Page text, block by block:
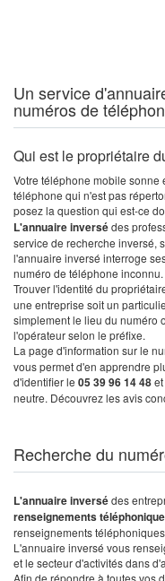
Un service
numéros de
Qui est le propriétaire
Votre téléphone mobile sonne
téléphone qui n'est pas
posez la question qui est-ce
L'annuaire inversédes
service de recherche inversé,
l'annuaire inversé interroge
numéro de téléphone inconnu.
Trouver l'identité du
une entreprise soit un
simplement le lieu du numéro
l'opérateur selon le préfixe.
La page d'information sur le
vous permet d'en apprendre
d'identifier le 05 39 96 14 48
neutre. Découvrez les avis
Recherche du
L'annuaire inversédes
renseignements
renseignements
L'annuaire inversé vous
et le secteur d'activités dans
Afin de répondre à toutes vos